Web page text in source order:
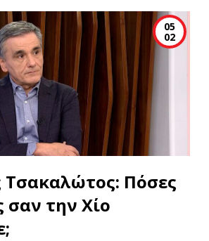
05
02
Τσακαλώτος: Πόσες
σαν την Χίο